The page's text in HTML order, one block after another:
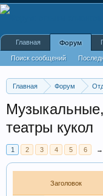
Главная Форум
театры кукол
1 2 3 4 5 6 →
Заголовок
Главная Форум
Поиск сообщений